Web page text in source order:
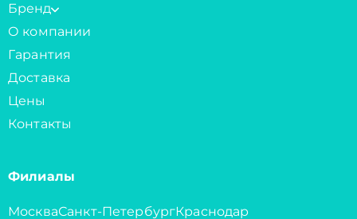
Бренд
О компании
Гарантия
Доставка
Цены
Контакты
Филиалы
МоскваСанкт-ПетербургКраснодар